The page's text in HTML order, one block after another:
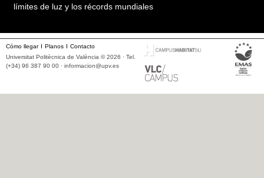
límites de luz y los récords mundiales
Cómo llegar Planos
Contacto
Universitat Politècnica de València © 2026 · Tel.
(+34) 96 387 90 00 · informacion@upv.es